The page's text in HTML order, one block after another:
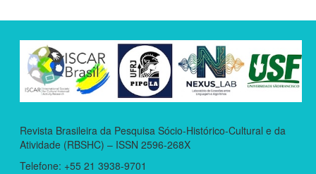
Revista Brasileira da Pesquisa Sócio-Histórico-Cultural e da
Atividade (RBSHC) – ISSN 2596-268X
Telefone: +55 21 3938-9701